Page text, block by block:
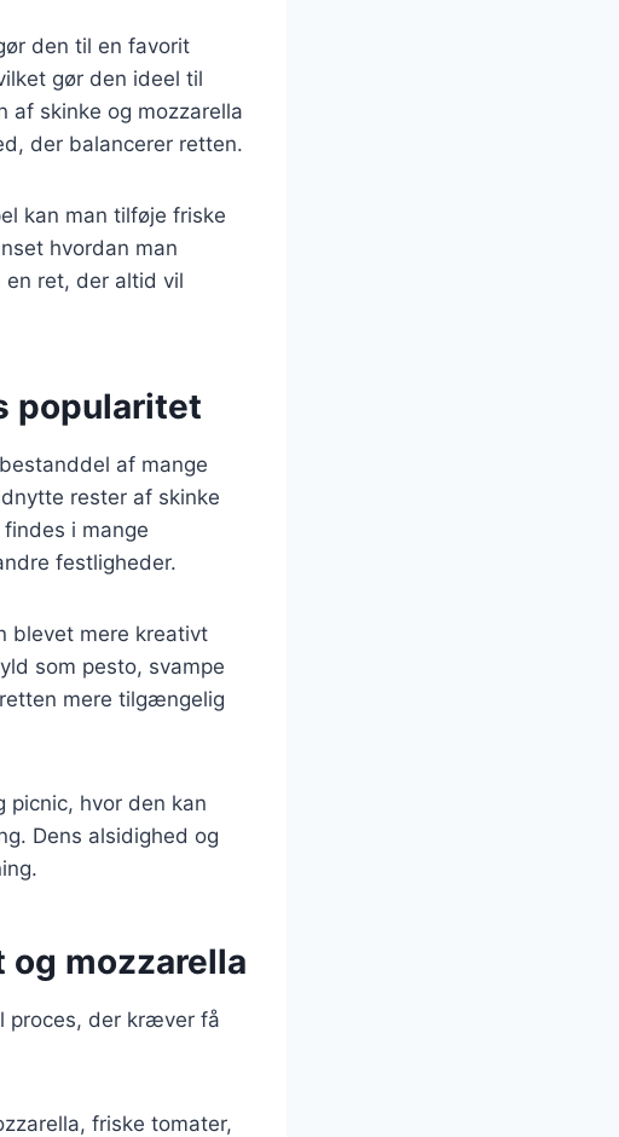
den til en favorit
gør den ideel til
af skinke og mozzarella
der balancerer retten.
kan man tilføje friske
hvordan man
ret, der altid vil
popularitet
af mange
rester af skinke
i mange
festligheder.
blevet mere kreativt
som pesto, svampe
mere tilgængelig
picnic, hvor den kan
Dens alsidighed og
og mozzarella
proces, der kræver få
friske tomater,